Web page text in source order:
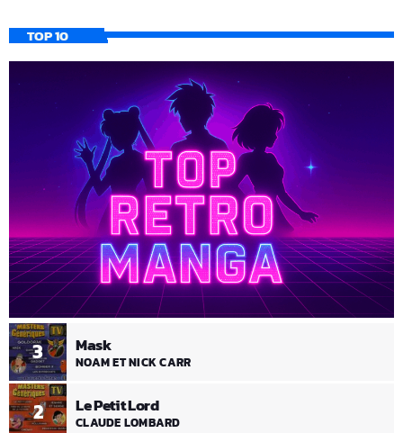
TOP 10
2 Le Petit Lord
CLAUDE LOMBARD
3 Mask
NOAM ET NICK CARR